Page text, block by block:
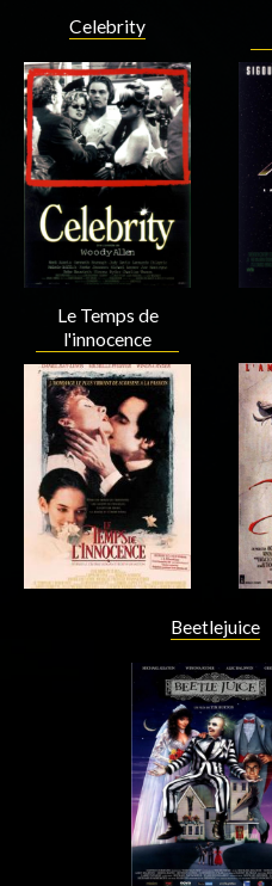
Acteur
Celebrity
Acteur
Le Temps de
l'innocence
Beetlejuice